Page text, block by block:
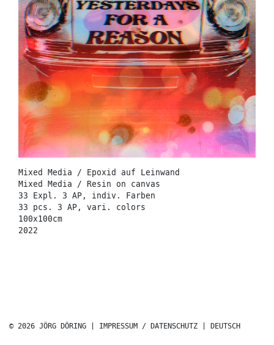
Mixed Media / Epoxid auf Leinwand
Mixed Media / Resin on canvas
33 Expl. 3 AP, indiv. Farben
33 pcs. 3 AP, vari. colors
100x100cm
2022
© 2026 JÖRG DÖRING | IMPRESSUM / DATENSCHUTZ DEUTSCH